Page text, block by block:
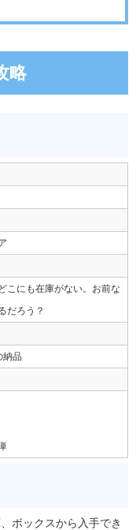
略
こにも在庫がない。お前な
だろう？
納品
ボックスから入手でき